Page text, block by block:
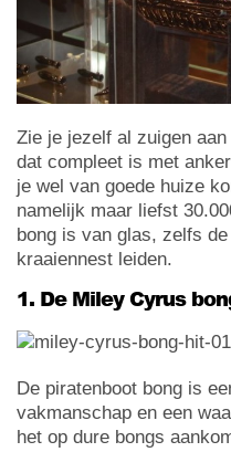
Zie je jezelf al zuigen
dat compleet is met
je wel van goede huize
namelijk maar liefst
bong is van glas, zelfs
kraaiennest leiden.
1. De Miley Cyrus
De piratenboot bong is
vakmanschap en een
het op dure bongs